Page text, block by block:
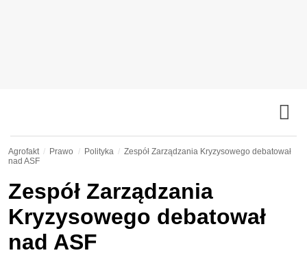
Agrofakt Prawo Polityka
Zespół Zarządzania Kryzysowego debatował
nad ASF
Zespół Zarządzania
Kryzysowego debatował
nad ASF